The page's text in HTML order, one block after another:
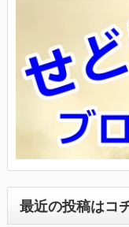
最近の投稿はコ